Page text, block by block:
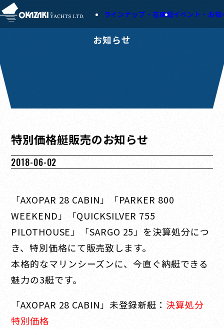
ラインナップ・在庫艇イベント・お知
お知らせ
特別価格艇販売のお知らせ
2018-06-02
「AXOPAR 28 CABIN」「PARKER 800
WEEKEND」「QUICKSILVER 755
PILOTHOUSE」「SARGO 25」を決算処分につ
き、特別価格にて販売致します。
本格的なマリンシーズンに、今直ぐ納艇できる
魅力の3艇です。
「AXOPAR 28 CABIN」未登録新艇： 決算処分
特別価格